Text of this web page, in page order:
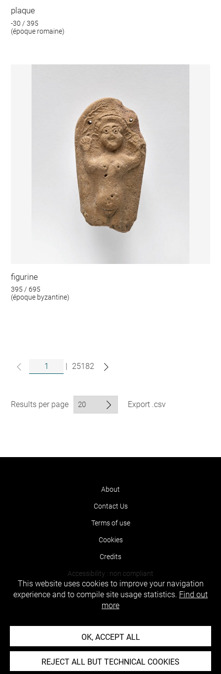
plaque
-30 / 395
(époque romaine)
figurine
395 / 695
(époque byzantine)
| 25182
Results per page Export .csv
About
Contact Us
Terms of use
Cookies
Credits
Accessibility : non compliant
This website uses cookies to improve your navigation
experience and to compile site usage statistics. Find out
more
OK, ACCEPT ALL
REJECT ALL BUT TECHNICAL COOKIES